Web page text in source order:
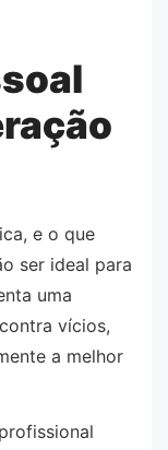
e o que
ser ideal para
uma
vícios,
a melhor